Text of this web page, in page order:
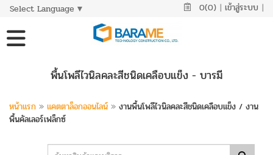
Select Language ▼ 0(0) | เข้าสู่ระบบ |
พื้นโพลีไวนิลคละสีชนิดเคลือบแข็ง - บารมี
หน้าแรก » แคตตาล็อกออนไลน์ » งานพื้นโพลีไวนิลคละสีชนิดเคลือบแข็ง / งาน
พื้นคัลเลอร์เฟล็กซ์